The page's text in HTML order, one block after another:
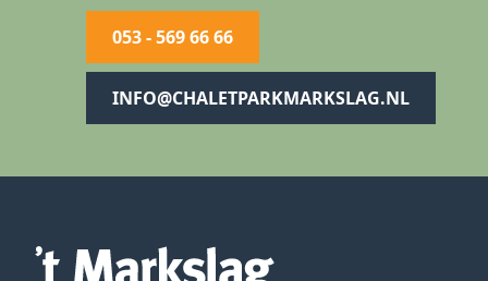
053 - 569 66 66
INFO@CHALETPARKMARKSLAG.NL